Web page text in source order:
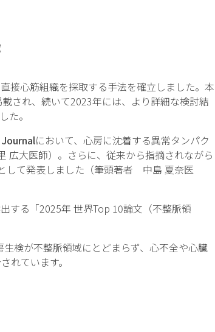
接心筋組織を採取する手法を確立しました。本
載され、続いて2023年には、より詳細な検討結
た。
において、心房に沈着する異常タンパク
大医師）。さらに、従来から指摘されながら
して発表しました（筆頭著者 中島 夏奈医
する「2025年 世界Top 10論文（不整脈領
検が不整脈領域にとどまらず、心不全や心臓
れています。